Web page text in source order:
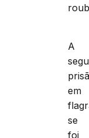
A
em
se
foi